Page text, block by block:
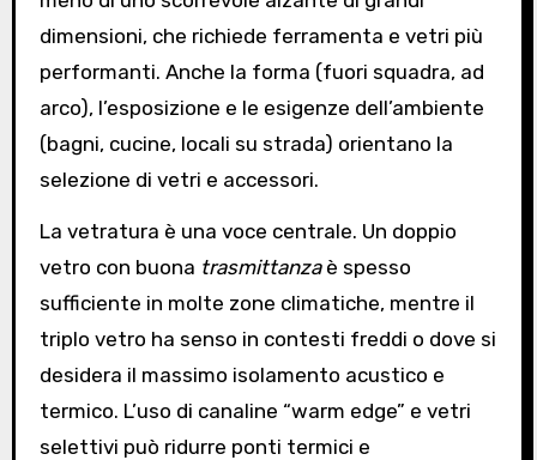
dimensioni, che richiede ferramenta e vetri più
performanti. Anche la forma (fuori squadra, ad
arco), l’esposizione e le esigenze dell’ambiente
(bagni, cucine, locali su strada) orientano la
selezione di vetri e accessori.
La vetratura è una voce centrale. Un doppio
vetro con buona trasmittanzaè spesso
sufficiente in molte zone climatiche, mentre il
triplo vetro ha senso in contesti freddi o dove si
desidera il massimo isolamento acustico e
termico. L’uso di canaline “warm edge” e vetri
selettivi può ridurre ponti termici e